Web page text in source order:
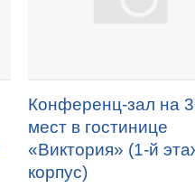
Конференц-зал на
мест в гостинице
«Виктория» (1-й
корпус)